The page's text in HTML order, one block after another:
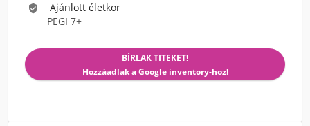

Ajánlott életkor
PEGI 7+
BÍRLAK TITEKET!
Hozzáadlak a Google inventory-hoz!